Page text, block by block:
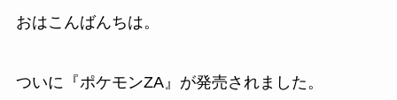
おはこんばんちは。
ついに『ポケモンZA』が発売されました。